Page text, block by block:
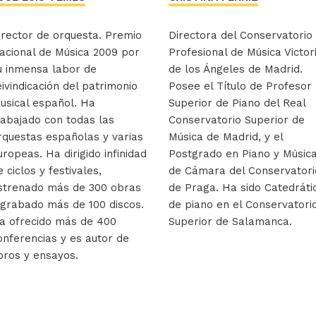
de orquesta. Premio
de Música 2009 por
inmensa labor de
del patrimonio
español. Ha
con todas las
españolas y varias
Ha dirigido infinidad
ciclos y festivales,
más de 300 obras
más de 100 discos.
ofrecido más de 400
y es autor de
y ensayos.
Directora del Conservatorio
Profesional de Música
de los Ángeles de Madrid.
Posee el Título de Profesor
Superior de Piano del Real
Conservatorio Superior de
Música de Madrid, y el
Postgrado en Piano y
de Cámara del
de Praga. Ha sido
de piano en el
Superior de Salamanca.